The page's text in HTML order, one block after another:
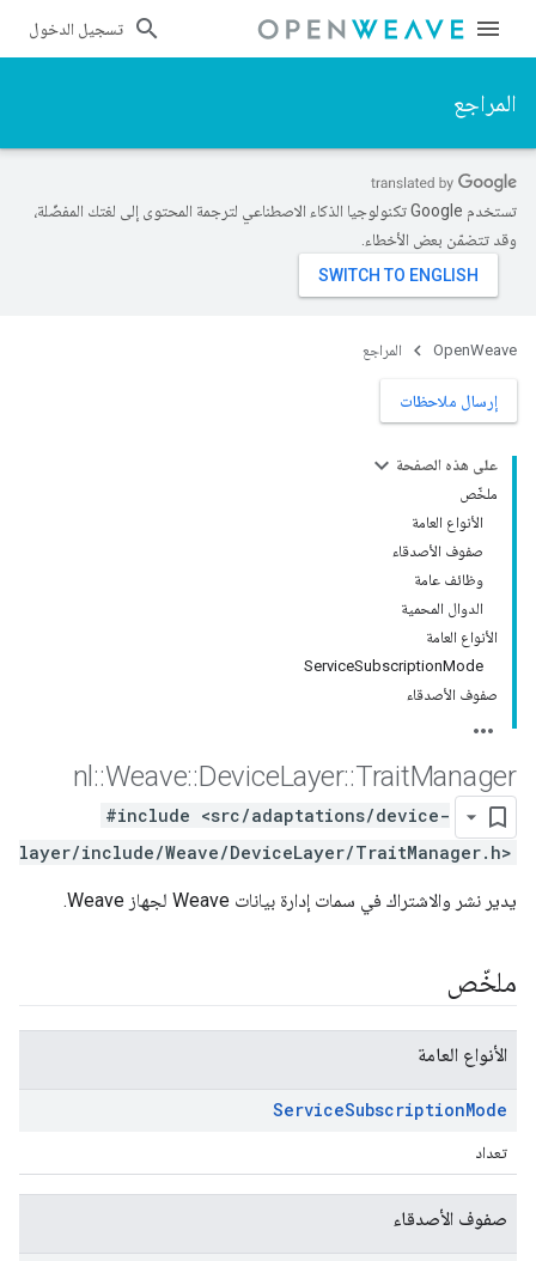
تسجيل الدخول
المراجع
تستخدم Google تكنولوجيا الذكاء الاصطناعي لترجمة المحتوى إلى لغتك المفضّلة،
وقد تتضمّن بعض الأخطاء.
OpenWeave المراجع
إرسال ملاحظات
على هذه الصفحة
ملخّص
الأنواع العامة
صفوف الأصدقاء
وظائف عامة
الدوال المحمية
الأنواع العامة
ServiceSubscriptionMode
صفوف الأصدقاء
nl ::Weave::DeviceLayer::TraitManager
#include <src/adaptations/device-
layer/include/Weave/DeviceLayer/TraitManager.h>
يدير نشر والاشتراك في سمات إدارة بيانات Weave لجهاز Weave.
ملخّص
الأنواع العامة
ServiceSubscriptionMode
تعداد
صفوف الأصدقاء